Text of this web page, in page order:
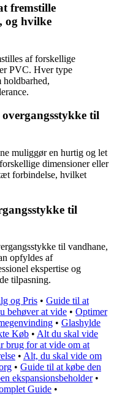
fremstille
og hvilke
af forskellige
PVC. Hver type
holdbarhed,
til
muliggør en hurtig og let
dimensioner eller
forbindelse, hvilket
til
til vandhane,
opfyldes af
ekspertise og
tilpasning.
og Pris • Guide til at
behøver at vide • Optimer
• Glashylde
Køb • Alt du skal vide
brug for at vide om at
• Alt, du skal vide om
• Guide til at købe den
ekspansionsbeholder•
Guide •